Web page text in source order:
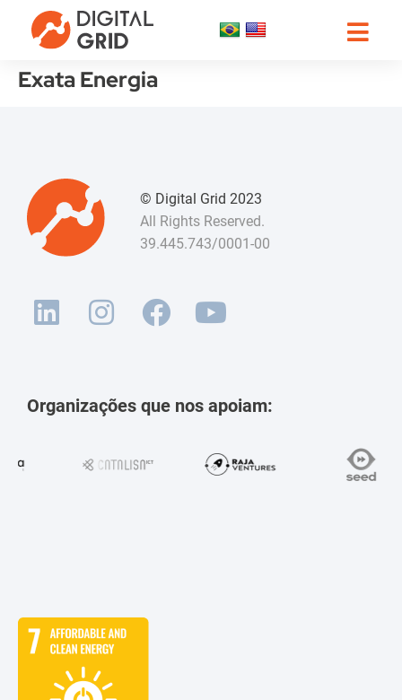
Exata Energia
© Digital Grid 2023
All Rights Reserved.
39.445.743/0001-00
Organizações que nos apoiam: